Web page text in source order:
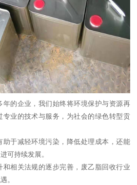
年的企业，我们始终将环境保护与资源再
专业的技术与服务，为社会的绿色转型贡
助于减轻环境污染，降低处理成本，还能
可持续发展。
和相关法规的逐步完善，废乙脂回收行业
。